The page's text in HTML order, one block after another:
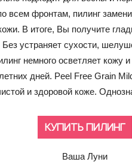
всем фронтам, пилинг
В итоге, Вы получите
устраняет сухости,
немного осветляет кожу
дней. Peel Free Grain
и здоровой коже.
КУПИТЬ ПИЛИНГ
Ваша Луни